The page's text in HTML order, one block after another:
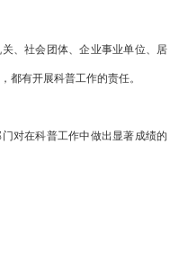
、社会团体、企业事业单位、居
都有开展科普工作的责任。
对在科普工作中做出显著成绩的